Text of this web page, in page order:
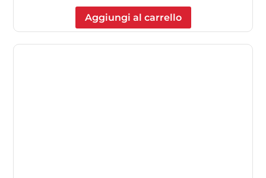
Aggiungi al carrello